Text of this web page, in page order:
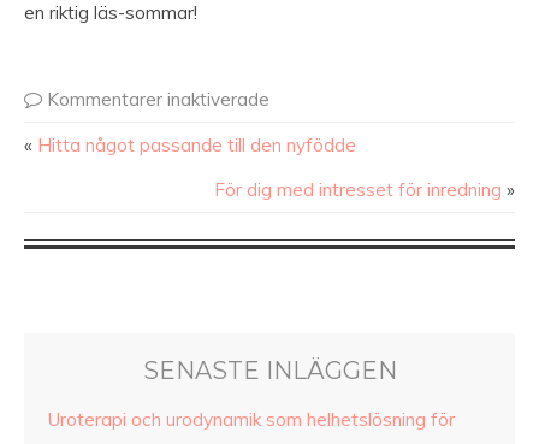
en riktig läs-sommar!
Kommentarer inaktiverade
« Hitta något passande till den nyfödde
För dig med intresset för inredning »
SENASTE INLÄGGEN
Uroterapi och urodynamik som helhetslösning för